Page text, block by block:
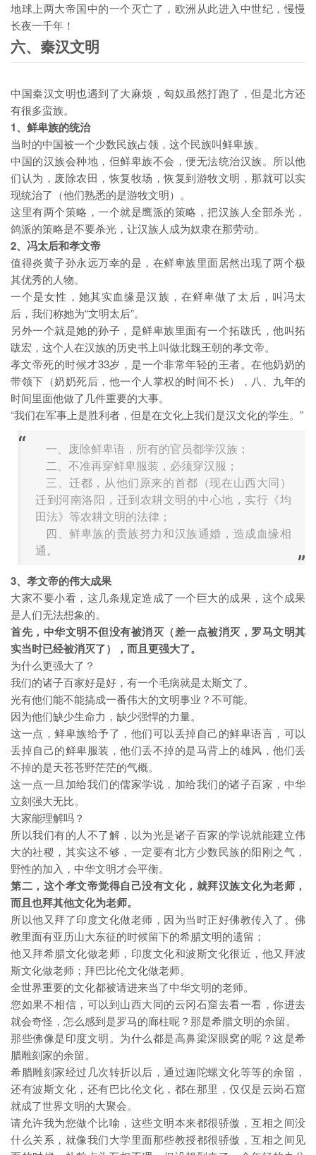
地球上两大帝国中的一个灭亡了，欧洲从此进入中世纪，慢慢
长夜一千年！
六、秦汉文明
中国秦汉文明也遇到了大麻烦，匈奴虽然打跑了，但是北方还
有很多蛮族。
1、鲜卑族的统治
当时的中国被一个少数民族占领，这个民族叫鲜卑族。
中国的汉族会种地，但鲜卑族不会，便无法统治汉族。所以他
们认为，废除农田，恢复牧场，恢复到游牧文明，那就可以实
现统治了（他们熟悉的是游牧文明）。
这里有两个策略，一个就是鹰派的策略，把汉族人全部杀光，
鸽派的策略是不要杀光，让汉族人成为奴隶在那劳动。
2、冯太后和孝文帝
值得炎黄子孙永远万幸的是，在鲜卑族里面居然出现了两个极
其优秀的人物。
一个是女性，她其实血缘是汉族，在鲜卑做了太后，叫冯太
后，我们称她为“文明太后”。
另外一个就是她的孙子，是鲜卑族里面有一个拓跋氏，他叫拓
跋宏，这个人在汉族的历史书上叫做北魏王朝的孝文帝。
孝文帝死的时候才33岁，是一个非常年轻的王者。在他奶奶的
带领下（奶奶死后，他一个人掌权的时间不长），八、九年的
时间里面他做了几件重要的大事。
“我们在军事上是胜利者，但是在文化上我们是汉文化的学生。”
一、废除鲜卑语，所有的官员都学汉族；
二、不准再穿鲜卑服装，必须穿汉服；
三、迁都，从他们原来的首都（现在山西大同）
迁到河南洛阳，迁到农耕文明的中心地，实行《均
田法》等农耕文明的法律；
四、鲜卑族的贵族努力和汉族通婚，造成血缘相
通。
3、孝文帝的伟大成果
大家不要小看，这几条规定造成了一个巨大的成果，这个成果
是人们无法想象的。
首先，中华文明不但没有被消灭（差一点被消灭，罗马文明其
实当时已经被消灭了），而且更强大了。
为什么更强大了？
我们的诸子百家好是好，有一个毛病就是太斯文了。
光有他们能不能搞成一番伟大的文明事业？不可能。
因为他们缺少生命力，缺少强悍的力量。
这一点，鲜卑族给予了，他们可以丢掉自己的鲜卑语言，可以
丢掉自己的鲜卑服装，他们丢不掉的是马背上的雄风，他们丢
不掉的是天苍苍野茫茫的气概。
这一点一旦加给我们的儒家学说，加给我们的诸子百家，中华
立刻强大无比。
大家能理解吗？
所以我们有的人不了解，以为光是诸子百家的学说就能建立伟
大的社稷，其实这不够，一定要有北方少数民族的阳刚之气，
野性的加入，中华文明才会平衡。
第二，这个孝文帝觉得自己没有文化，就拜汉族文化为老师，
而且也拜其他文化为老师。
所以他又拜了印度文化做老师，因为当时正好佛教传入了。佛
教里面有亚历山大东征的时候留下的希腊文明的遗留；
他又拜希腊文化做老师，印度文化和波斯文化很近，他又拜波
斯文化做老师；拜巴比伦文化做老师。
全世界重要的文化都被请进来当了中华文明的老师。
您如果不相信，可以到山西大同的云冈石窟去看一看，你进去
就会奇怪，怎么感到是罗马的廊柱呢？那是希腊文明的余留。
那些佛像是印度文明。为什么都是高鼻梁深眼窝的呢？这是希
腊雕刻家的余留。
希腊雕刻家经过几次转折以后，通过迦陀螺文化等等的余留，
还有波斯文化，还有巴比伦文化，都在那里，仅仅是云岗石窟
就成了世界文明的大聚会。
请允许我为您做个比喻，这些文明本来都很骄傲，互相之间没
什么关系，就像我们大学里面那些教授都很骄傲，互相之间见